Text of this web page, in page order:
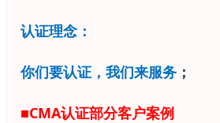
认证理念：
你们要认证，我们来服务 ；
■CMA认证部分客户案例